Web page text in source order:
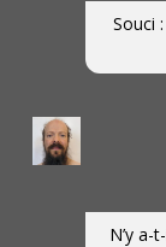
Souci
N’y a-